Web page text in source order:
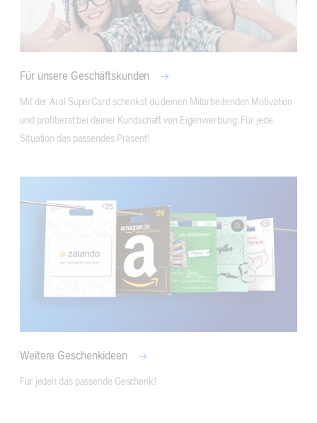
Für unsere Geschäftskunden
Mit der Aral SuperCard schenkst du deinen Mitarbeitenden Motivation
und profitierst bei deiner Kundschaft von Eigenwerbung. Für jede
Situation das passendes Präsent!
Weitere Geschenkideen
Für jeden das passende Geschenk!